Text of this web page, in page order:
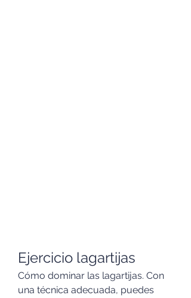
Ejercicio lagartijas
Cómo dominar las lagartijas. Con
una técnica adecuada, puedes